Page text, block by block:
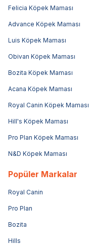
Felicia Köpek Maması
Advance Köpek Maması
Luis Köpek Maması
Obivan Köpek Maması
Bozita Köpek Maması
Acana Köpek Maması
Royal Canin Köpek Maması
Hill's Köpek Maması
Pro Plan Köpek Maması
N&D Köpek Maması
Popüler Markalar
Royal Canin
Pro Plan
Bozita
Hills